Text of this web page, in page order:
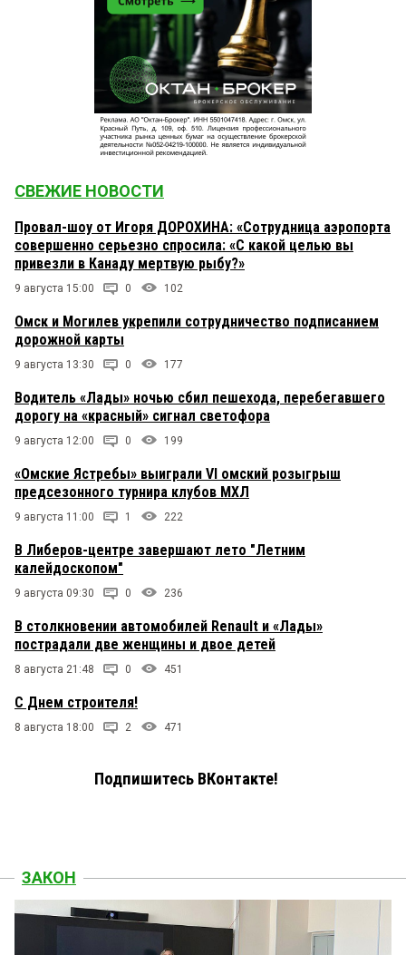
СВЕЖИЕ НОВОСТИ
Провал-шоу от Игоря ДОРОХИНА: «Сотрудница аэропорта
совершенно серьезно спросила: «С какой целью вы
привезли в Канаду мертвую рыбу?»
9 августа 15:00 0 102
Омск и Могилев укрепили сотрудничество подписанием
дорожной карты
9 августа 13:30 0 177
Водитель «Лады» ночью сбил пешехода, перебегавшего
дорогу на «красный» сигнал светофора
9 августа 12:00 0 199
«Омские Ястребы» выиграли VI омский розыгрыш
предсезонного турнира клубов МХЛ
9 августа 11:00 1 222
В Либеров-центре завершают лето "Летним
калейдоскопом"
9 августа 09:30 0 236
В столкновении автомобилей Renault и «Лады»
пострадали две женщины и двое детей
8 августа 21:48 0 451
С Днем строителя!
8 августа 18:00 2 471
Подпишитесь ВКонтакте!
ЗАКОН